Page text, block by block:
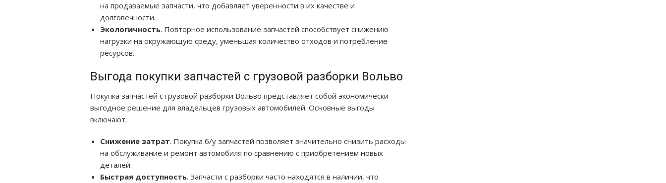
на продаваемые запчасти, что добавляет уверенности в их качестве и
долговечности.
Экологичность. Повторное использование запчастей способствует снижению
нагрузки на окружающую среду, уменьшая количество отходов и потребление
ресурсов.
Выгода покупки запчастей с грузовой разборки Вольво
Покупка запчастей с грузовой разборки Вольво представляет собой экономически
выгодное решение для владельцев грузовых автомобилей. Основные выгоды
включают:
Снижение затрат. Покупка б/у запчастей позволяет значительно снизить расходы
на обслуживание и ремонт автомобиля по сравнению с приобретением новых
деталей.
Быстрая доступность. Запчасти с разборки часто находятся в наличии, что